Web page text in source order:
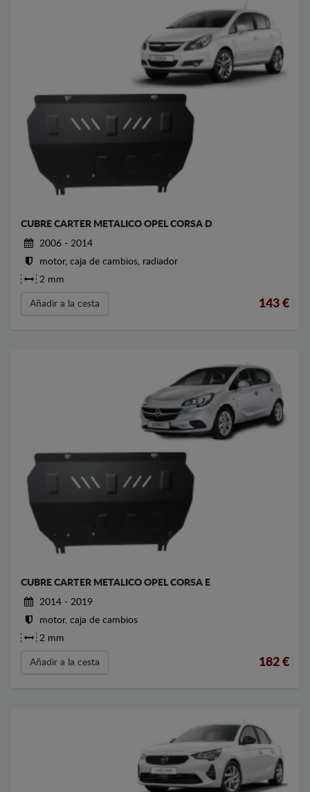
CUBRE CARTER METALICO OPEL CORSA D
2006 - 2014
motor, caja de cambios, radiador
2 mm
Añadir a la cesta 143 €
CUBRE CARTER METALICO OPEL CORSA E
2014 - 2019
motor, caja de cambios
2 mm
Añadir a la cesta 182 €